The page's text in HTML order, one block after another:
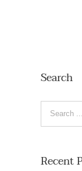
Search
Search
for:
Recent